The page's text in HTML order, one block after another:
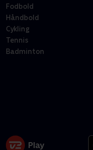
Fodbold
Håndbold
Cykling
Tennis
Badminton